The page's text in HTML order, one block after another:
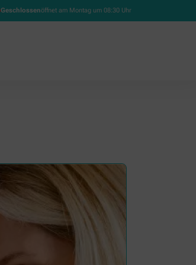
Geschlossenöffnet am Montag um 08:30 Uhr